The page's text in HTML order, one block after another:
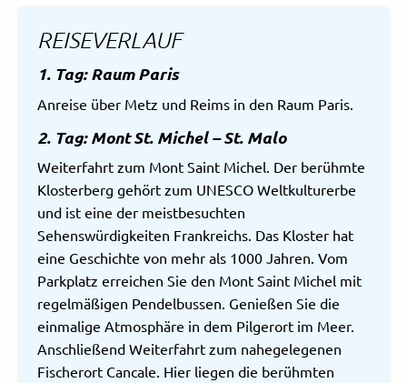
REISEVERLAUF
1. Tag: Raum Paris
Anreise über Metz und Reims in den Raum Paris.
2. Tag: Mont St. Michel – St. Malo
Weiterfahrt zum Mont Saint Michel. Der berühmte
Klosterberg gehört zum UNESCO Weltkulturerbe
und ist eine der meistbesuchten
Sehenswürdigkeiten Frankreichs. Das Kloster hat
eine Geschichte von mehr als 1000 Jahren. Vom
Parkplatz erreichen Sie den Mont Saint Michel mit
regelmäßigen Pendelbussen. Genießen Sie die
einmalige Atmosphäre in dem Pilgerort im Meer.
Anschließend Weiterfahrt zum nahegelegenen
Fischerort Cancale. Hier liegen die berühmten